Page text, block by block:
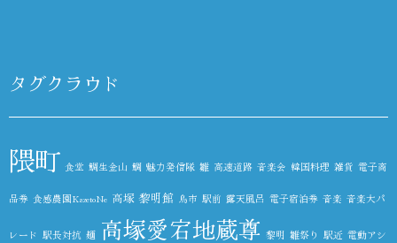
タグクラウド
隈町 食堂 鯛生金山 鯛 魅力発信隊 雛 高速道路 音楽会 韓国料理 雑貨 電子商
品券 食感農園KazetoNe 高塚 黎明館 鳥市 駅前 露天風呂 電子宿泊券 音楽 音楽大パ
レード 駅長対抗 麺 高塚愛宕地蔵尊 黎明 雛祭り 駅近 電動アシ